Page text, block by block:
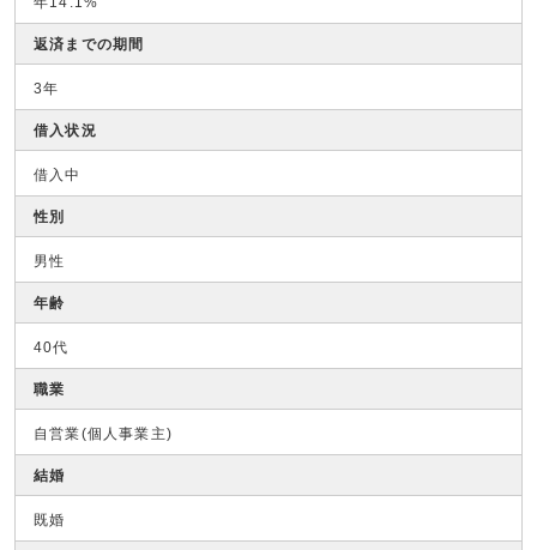
返済までの期間
3年
借入状況
借入中
性別
男性
年齢
40代
職業
自営業(個人事業主)
結婚
既婚